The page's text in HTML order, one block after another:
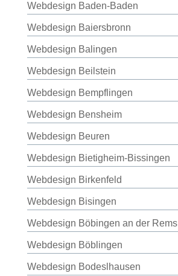
Webdesign Baden-Baden
Webdesign Baiersbronn
Webdesign Balingen
Webdesign Beilstein
Webdesign Bempflingen
Webdesign Bensheim
Webdesign Beuren
Webdesign Bietigheim-Bissingen
Webdesign Birkenfeld
Webdesign Bisingen
Webdesign Böbingen an der Rems
Webdesign Böblingen
Webdesign Bodeslhausen